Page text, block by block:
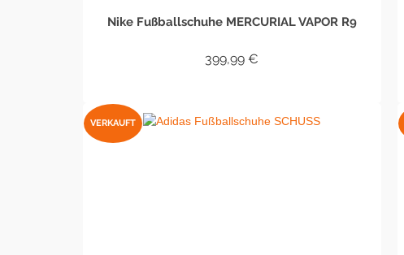
Nike Fußballschuhe MERCURIAL VAPOR R9
399,99€
VERKAUFT